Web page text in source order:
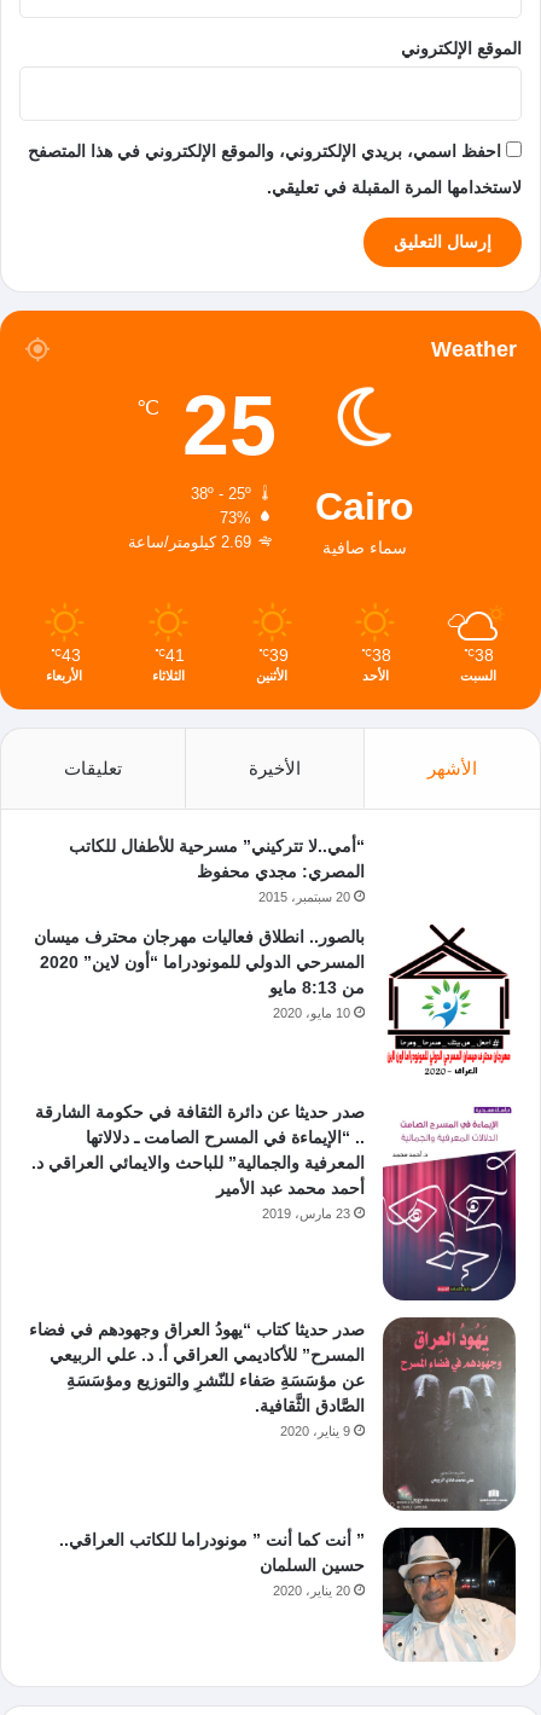
الموقع الإلكتروني
احفظ اسمي، بريدي الإلكتروني، والموقع الإلكتروني في هذا المتصفح
لاستخدامها المرة المقبلة في تعليقي.
Weather
Cairo
سماء صافية
25
℃
38º - 25º
73%
2.69 كيلومتر/ساعة
38
℃
السبت
38
℃
الأحد
39
℃
الأثنين
41
℃
الثلاثاء
43
℃
الأربعاء
الأشهر الأخيرة تعليقات
“أمي..لا تتركيني” مسرحية للأطفال للكاتب
المصري: مجدي محفوظ
20 سبتمبر، 2015
بالصور.. انطلاق فعاليات مهرجان محترف ميسان
المسرحي الدولي للمونودراما “أون لاين” 2020
من 8:13 مايو
10 مايو، 2020
صدر حديثا عن دائرة الثقافة في حكومة الشارقة
.. “الإيماءة في المسرح الصامت ـ دلالاتها
المعرفية والجمالية” للباحث والايمائي العراقي د.
أحمد محمد عبد الأمير
23 مارس، 2019
صدر حديثا كتاب “يهودُ العراق وجهودهم في فضاء
المسرح” للأكاديمي العراقي أ. د. علي الربيعي
عن مؤسَسَةِ صَفاء للنّشرِ والتوزيع ومؤسَسَةِ
الصَّادق الثَّقافية.
9 يناير، 2020
” أنت كما أنت ” مونودراما للكاتب العراقي..
حسين السلمان
20 يناير، 2020